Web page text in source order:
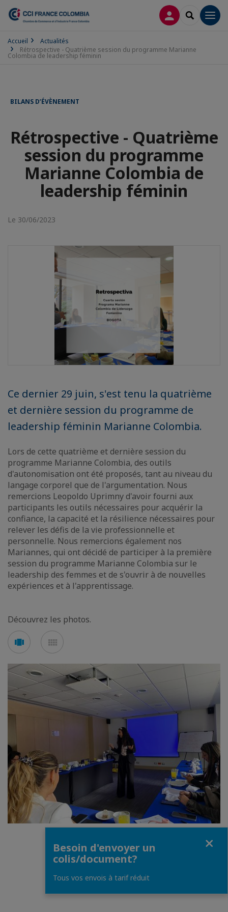
CONNEXION
Accueil
Actualités
Rétrospective - Quatrième session du programme Marianne
Colombia de leadership féminin
BILANS D’ÉVÈNEMENT
Rétrospective - Quatrième
session du programme
Marianne Colombia de
leadership féminin
Le 30/06/2023
Ce dernier 29 juin, s'est tenu la quatrième
et dernière session du programme de
leadership féminin Marianne Colombia.
Lors de cette quatrième et dernière session du
programme Marianne Colombia, des outils
d'autonomisation ont été proposés, tant au niveau du
langage corporel que de l'argumentation. Nous
remercions Leopoldo Uprimny d'avoir fourni aux
participants les outils nécessaires pour acquérir la
confiance, la capacité et la résilience nécessaires pour
relever les défis de la vie professionnelle et
personnelle. Nous remercions également nos
Mariannes, qui ont décidé de participer à la première
session du programme Marianne Colombia sur le
leadership des femmes et de s'ouvrir à de nouvelles
expériences et à l'apprentissage.
Découvrez les photos.
Voir
en
carousel
en
mosaïque
Besoin d'envoyer un
colis/document?
Tous vos envois à tarif réduit